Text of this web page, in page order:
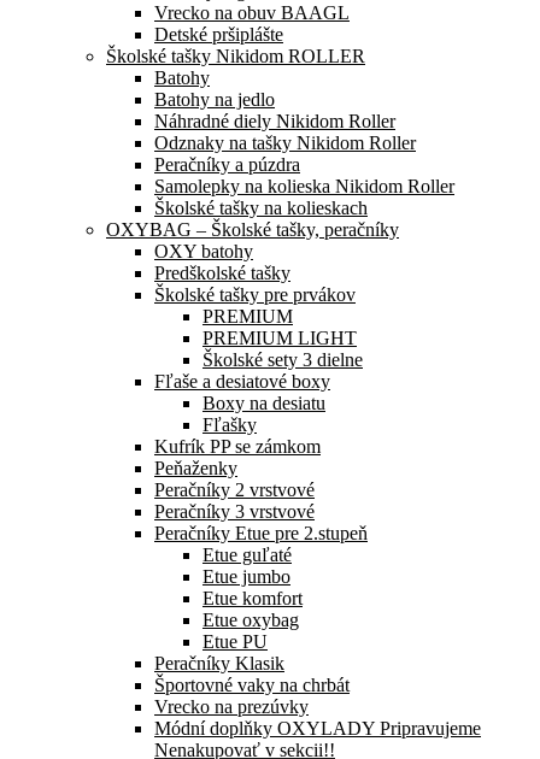
Vrecko na obuv BAAGL
Detské pršiplášte
Školské tašky Nikidom ROLLER
Batohy
Batohy na jedlo
Náhradné diely Nikidom Roller
Odznaky na tašky Nikidom Roller
Peračníky a púzdra
Samolepky na kolieska Nikidom Roller
Školské tašky na kolieskach
OXYBAG – Školské tašky, peračníky
OXY batohy
Predškolské tašky
Školské tašky pre prvákov
PREMIUM
PREMIUM LIGHT
Školské sety 3 dielne
Fľaše a desiatové boxy
Boxy na desiatu
Fľašky
Kufrík PP se zámkom
Peňaženky
Peračníky 2 vrstvové
Peračníky 3 vrstvové
Peračníky Etue pre 2.stupeň
Etue guľaté
Etue jumbo
Etue komfort
Etue oxybag
Etue PU
Peračníky Klasik
Športovné vaky na chrbát
Vrecko na prezúvky
Módní doplňky OXYLADY Pripravujeme
Nenakupovať v sekcii!!